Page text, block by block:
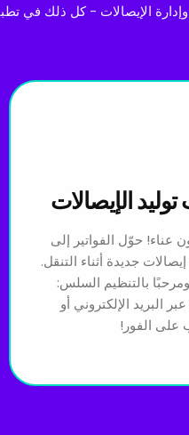
وإدارة الإيصالات - كل ذلك في
الإيصالات
عناء! حوّل الفواتير إلى
جديدة أثناء التنقل.
بالتنظيم السلس:
البريد الإلكتروني أو
على الفور!